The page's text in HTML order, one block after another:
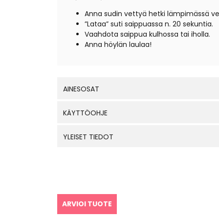
Anna sudin vettyä hetki lämpimässä
”Lataa” suti saippuassa n. 20 sekuntia.
Vaahdota saippua kulhossa tai iholla.
Anna höylän laulaa!
AINESOSAT
KÄYTTÖOHJE
YLEISET TIEDOT
ARVIOI TUOTE